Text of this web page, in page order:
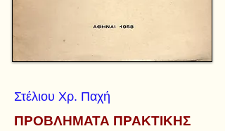
Στέλιου Χρ. Παχή
ΠΡΟΒΛΗΜΑΤΑ ΠΡΑΚΤΙΚΗΣ